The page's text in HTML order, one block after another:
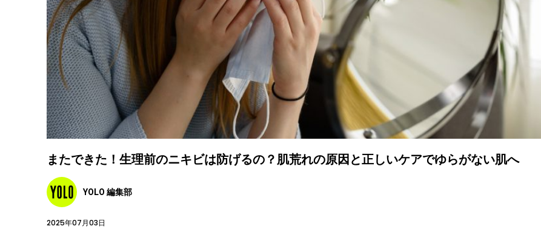
またできた！生理前のニキビは防げるの？肌荒れの原因と正しいケアでゆらがない肌へ
YOLO 編集部
2025年07月03日